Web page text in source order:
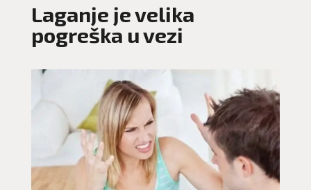
Laganje je velika
pogreška u vezi